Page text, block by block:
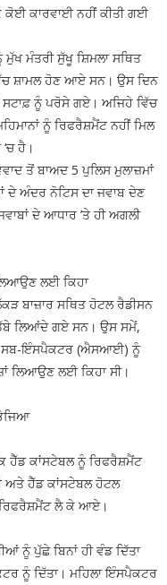
ਕੋਈ ਕਾਰਵਾਈ ਨਹੀਂ ਕੀਤੀ ਗਈ
ਮੰਤਰੀ ਸੁੱਖੂ ਸ਼ਿਮਲਾ ਸਥਿਤ
ਸ਼ਾਮਲ ਹੋਣ ਆਏ ਸਨ। ਉਸ ਦਿਨ
ਨੂੰ ਪਰੋਸੇ ਗਏ। ਅਜਿਹੇ ਵਿੱਚ
ਨੂੰ ਰਿਫਰੈਸ਼ਮੈਂਟ ਨਹੀਂ ਮਿਲ
ਹੈ।
ਤੋਂ ਬਾਅਦ 5 ਪੁਲਿਸ ਮੁਲਾਜ਼ਮਾਂ
ਦੇ ਅੰਦਰ ਨੋਟਿਸ ਦਾ ਜਵਾਬ ਦੇਣ
ਦੇ ਆਧਾਰ ’ਤੇ ਹੀ ਅਗਲੀ
ਲਈ ਕਿਹਾ
ਬਾਜ਼ਾਰ ਸਥਿਤ ਹੋਟਲ ਰੈਡੀਸਨ
ਲਿਆਂਦੇ ਗਏ ਸਨ। ਉਸ ਸਮੇਂ,
ਸਬ-ਇੰਸਪੈਕਟਰ (ਐਸਆਈ) ਨੂੰ
ਲਿਆਉਣ ਲਈ ਕਿਹਾ ਸੀ।
ਹੈੱਡ ਕਾਂਸਟੇਬਲ ਨੂੰ ਰਿਫਰੈਸ਼ਮੈਂਟ
ਹੈੱਡ ਕਾਂਸਟੇਬਲ ਹੋਟਲ
ਲੈ ਕੇ ਆਏ।
ਨੂੰ ਪੁੱਛੇ ਬਿਨਾਂ ਹੀ ਵੰਡ ਦਿੱਤਾ
ਨੂੰ ਦਿੱਤਾ। ਮਹਿਲਾ ਇੰਸਪੈਕਟਰ